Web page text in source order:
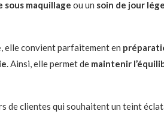
sous maquillage ou un soin de jour
, elle convient parfaitement en
. Ainsi, elle permet de maintenir
de clientes qui souhaitent un teint